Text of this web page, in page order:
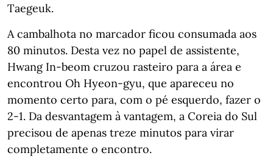
Taegeuk.
A cambalhota no marcador ficou consumada aos
80 minutos. Desta vez no papel de assistente,
Hwang In-beom cruzou rasteiro para a área e
encontrou Oh Hyeon-gyu, que apareceu no
momento certo para, com o pé esquerdo, fazer o
2-1. Da desvantagem à vantagem, a Coreia do Sul
precisou de apenas treze minutos para virar
completamente o encontro.